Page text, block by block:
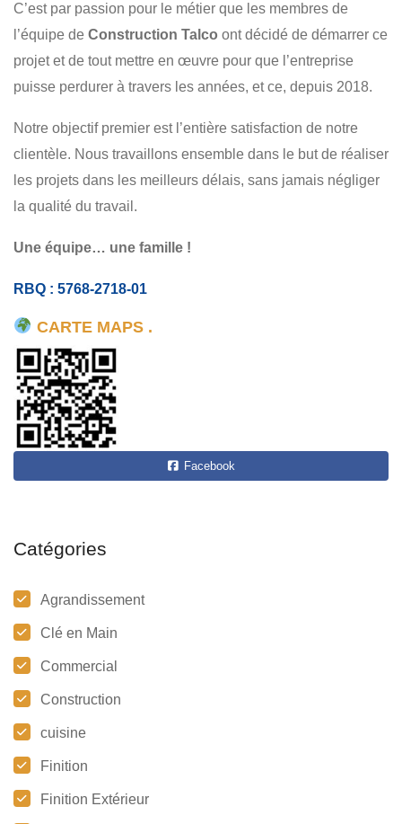
COMMERCIAL
C’est par passion pour le métier que les membres de
l’équipe de Construction Talco ont décidé de démarrer ce
projet et de tout mettre en œuvre pour que l’entreprise
puisse perdurer à travers les années, et ce, depuis 2018.
Notre objectif premier est l’entière satisfaction de notre
clientèle. Nous travaillons ensemble dans le but de réaliser
les projets dans les meilleurs délais, sans jamais négliger
la qualité du travail.
Une équipe… une famille !
RBQ : 5768-2718-01
CARTE MAPS .
Facebook
Catégories
Agrandissement
Clé en Main
Commercial
Construction
cuisine
Finition
Finition Extérieur